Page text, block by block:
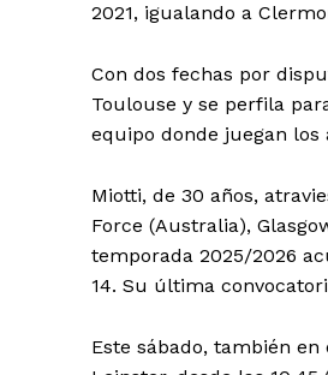
2021, igualando a
Con dos fechas por
Toulouse y se perfila
equipo donde juegan los
Miotti, de 30 años,
Force (Australia),
temporada 2025/2026
14. Su última
Este sábado, también